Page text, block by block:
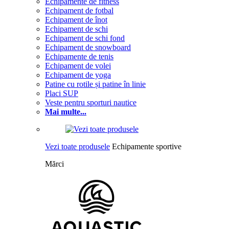
Echipament de fotbal
Echipament de înot
Echipament de schi
Echipament de schi fond
Echipament de snowboard
Echipamente de tenis
Echipament de volei
Echipament de yoga
Patine cu rotile și patine în linie
Placi SUP
Veste pentru sporturi nautice
Mai multe...
Vezi toate produsele Echipamente sportive
Mărci